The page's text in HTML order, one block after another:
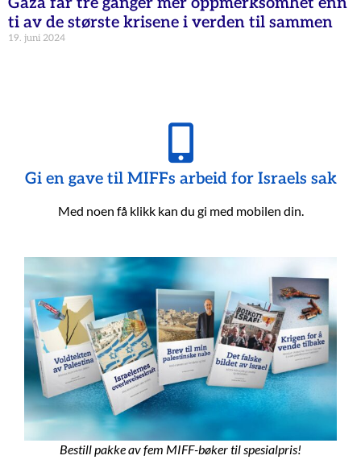
ti av de største krisene i verden til sammen
19. juni 2024
Gi en gave til MIFFs arbeid for Israels sak
Med noen få klikk kan du gi med mobilen din.
Bestill pakke av fem MIFF-bøker til spesialpris!